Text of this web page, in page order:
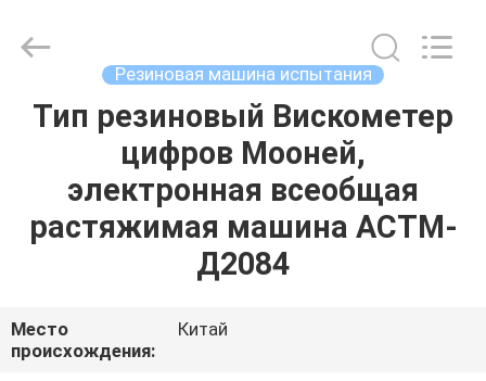
ДОМ
ПРОДУКТЫ
РОЛИКИ
О
НАС
Technology
Reserved.
Резиновая машина испытания
Тип резиновый Вискометер
цифров Мооней,
электронная всеобщая
растяжимая машина АСТМ-
Д2084
Место
происхождения:
Китай